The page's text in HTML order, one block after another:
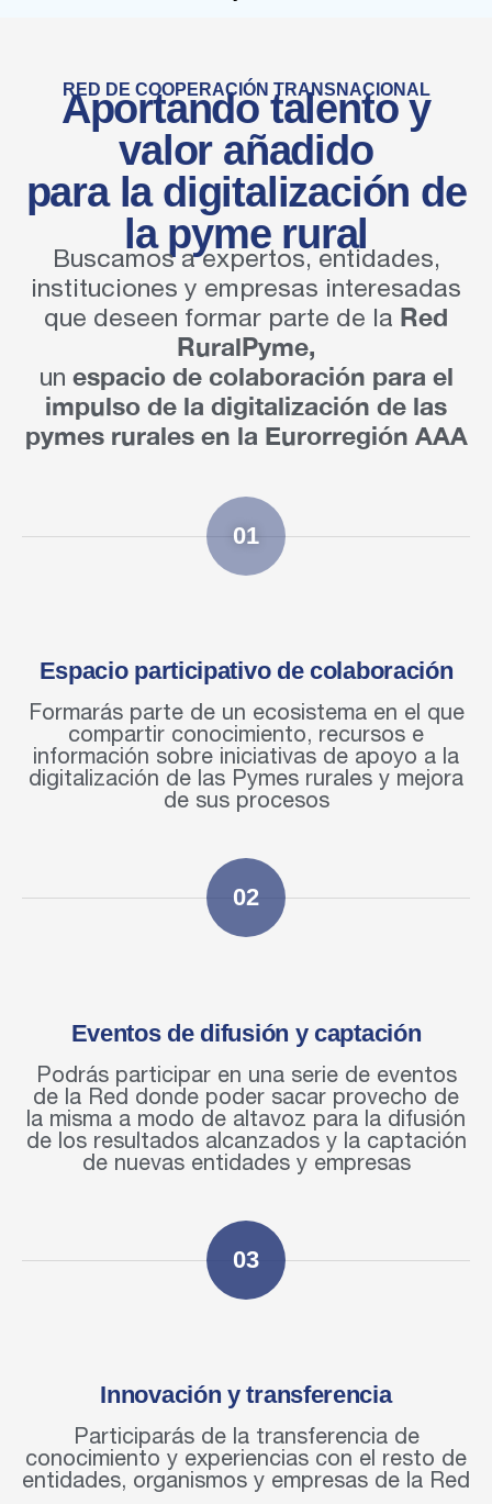
RED DE COOPERACIÓN TRANSNACIONAL
Aportando talento y
valor añadido
para la digitalización de
la pyme rural
Buscamos a expertos, entidades,
instituciones y empresas interesadas
que deseen formar parte de la Red
RuralPyme,
un espacio de colaboración para el
impulso de la digitalización de las
pymes rurales en la Eurorregión AAA
01
Espacio participativo de colaboración
Formarás parte de un ecosistema en el que
compartir conocimiento, recursos e
información sobre iniciativas de apoyo a la
digitalización de las Pymes rurales y mejora
de sus procesos
02
Eventos de difusión y captación
Podrás participar en una serie de eventos
de la Red donde poder sacar provecho de
la misma a modo de altavoz para la difusión
de los resultados alcanzados y la captación
de nuevas entidades y empresas
03
Innovación y transferencia
Participarás de la transferencia de
conocimiento y experiencias con el resto de
entidades, organismos y empresas de la Red